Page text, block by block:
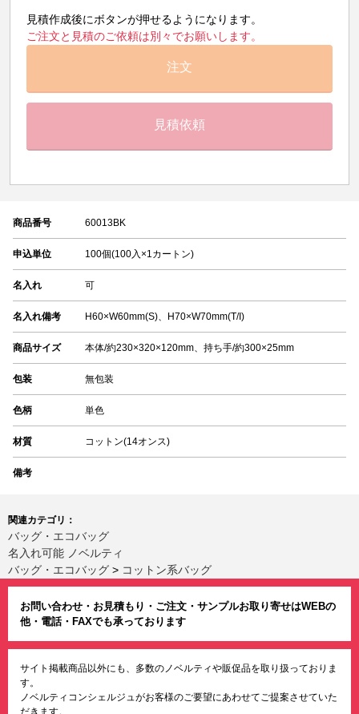
見積作成後にボタンが押せるようになります。
ご注文と見積のご依頼は別々でお願いします。
注文
見積依頼
商品番号 60013BK
申込単位 100個(100入×1カートン)
名入れ 可
名入れ備考 H60×W60mm(S)、H70×W70mm(T/I)
商品サイズ 本体/約230×320×120mm、持ち手/約300×25mm
包装 無包装
色柄 単色
材質 コットン(14オンス)
備考
関連カテゴリ：
バッグ・エコバッグ
名入れ可能 ノベルティ
バッグ・エコバッグ > コットン系バッグ
お問い合わせ・お見積もり・ご注文・サンプルお取り寄せはWEBの
他・電話・FAXでも承っております
サイト掲載商品以外にも、多数のノベルティや販促品を取り扱っておりま
す。
ノベルティコンシェルジュがお客様のご要望にあわせてご提案させていた
だきます。